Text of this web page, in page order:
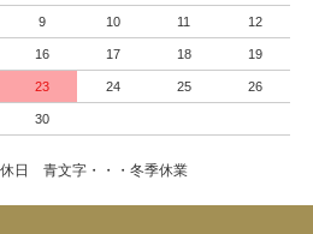
9 10 11 12
16 17 18 19
23 24 25 26
30
日 青文字・・・冬季休業